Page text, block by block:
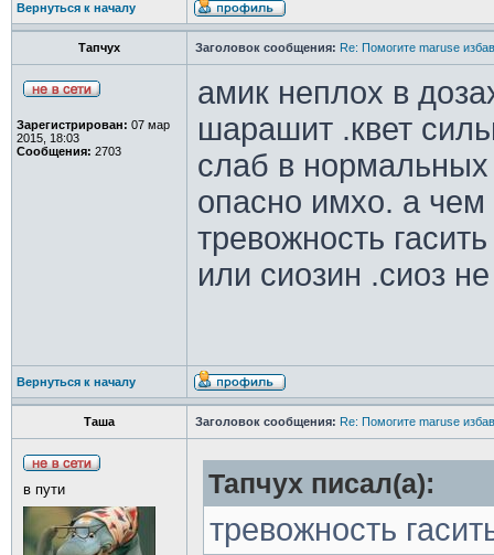
Вернуться к началу
Тапчух Заголовок сообщения: Re: Помогите maruse
Зарегистрирован: 07 мар
2015, 18:03
Сообщения: 2703
амик неплох в
шарашит .квет
слаб в
опасно имхо. а
тревожность
или сиозин .сиоз не
Вернуться к началу
Таша Заголовок сообщения: Re: Помогите maruse
в пути Тапчух писал(а):
тревожность